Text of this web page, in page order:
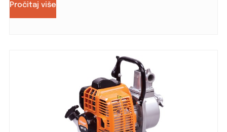
Pročitaj više